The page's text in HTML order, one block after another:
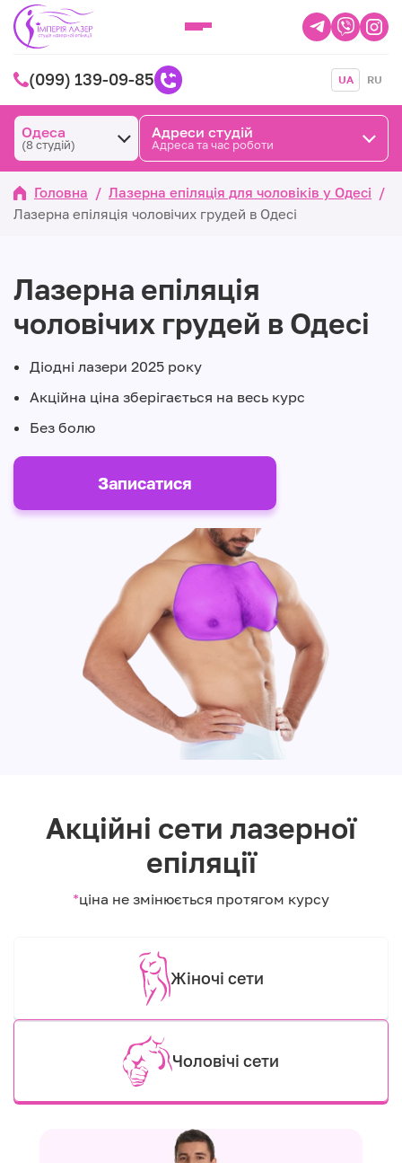
(099) 139-09-85 UA RU
Одеса
(8 студій)
Адреси студій
Адреса та час роботи
Головна / Лазерна епіляція для чоловіків у Одесі
/
Лазерна епіляція чоловічих грудей в Одесі
Лазерна епіляція
чоловічих грудей в Одесі
Діодні лазери 2025 року
Акційна ціна зберігається на весь курс
Без болю
Записатися
Акційні сети лазерної
епіляції
*ціна не змінюється протягом курсу
Жіночі сети
Чоловічі сети